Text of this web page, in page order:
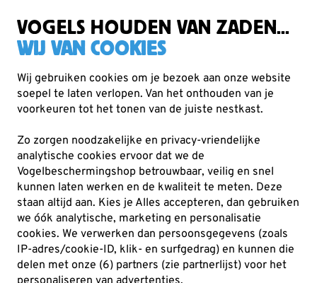
VOGELS HOUDEN VAN ZADEN...
WIJ VAN COOKIES
Wij gebruiken cookies om je bezoek aan onze website
soepel te laten verlopen. Van het onthouden van je
voorkeuren tot het tonen van de juiste nestkast.
Zo zorgen noodzakelijke en privacy-vriendelijke
analytische cookies ervoor dat we de
Vogelbeschermingshop betrouwbaar, veilig en snel
kunnen laten werken en de kwaliteit te meten. Deze
staan altijd aan. Kies je Alles accepteren, dan gebruiken
we óók analytische, marketing en personalisatie
cookies. We verwerken dan persoonsgegevens (zoals
IP-adres/cookie-ID, klik- en surfgedrag) en kunnen die
delen met onze (6) partners (zie partnerlijst) voor het
Vogels kijken wordt pas echt een feest met een goede
verrekijker. Vogelbescherming heeft al 50 jaar expertise
opgebouwd op het gebied van verrekijkers Lees meer
113producten